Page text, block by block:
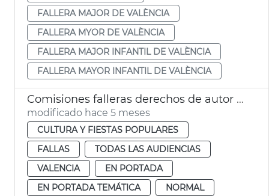
FALLERA MAJOR DE VALÈNCIA
FALLERA MYOR DE VALÈNCIA
FALLERA MAJOR INFANTIL DE VALÈNCIA
FALLERA MAYOR INFANTIL DE VALÈNCIA
Comisiones falleras derechos de autor música
modificado hace 5 meses
CULTURA Y FIESTAS POPULARES
FALLAS
TODAS LAS AUDIENCIAS
VALENCIA
EN PORTADA
EN PORTADA TEMÁTICA
NORMAL